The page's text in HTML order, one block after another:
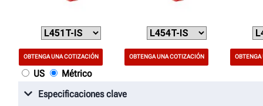
OBTENGA UNA COTIZACIÓN OBTENGA UNA COTIZACIÓN OBTENGA
US
Métrico
Especificaciones clave